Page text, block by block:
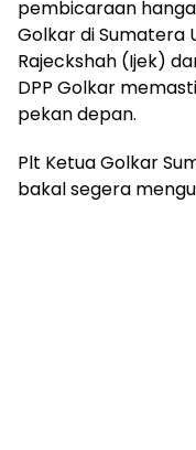
pembicaraan
Golkar di Sumatera
Rajeckshah (Ijek)
DPP Golkar
pekan depan.
Plt Ketua Golkar
bakal segera